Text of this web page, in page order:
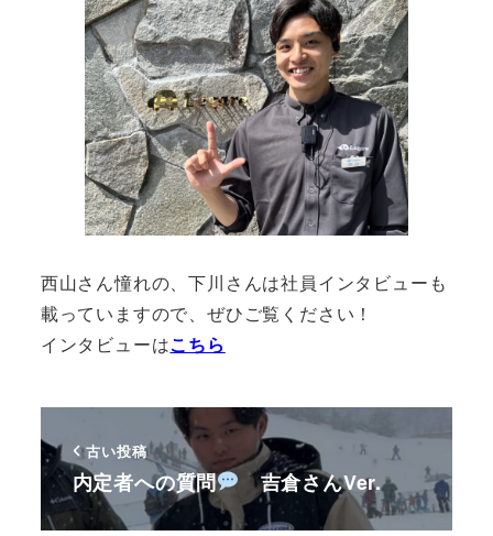
西山さん憧れの、下川さんは社員インタビューも
載っていますので、ぜひご覧ください！
インタビューはこちら
古い投稿
内定者への質問 吉倉さんVer.